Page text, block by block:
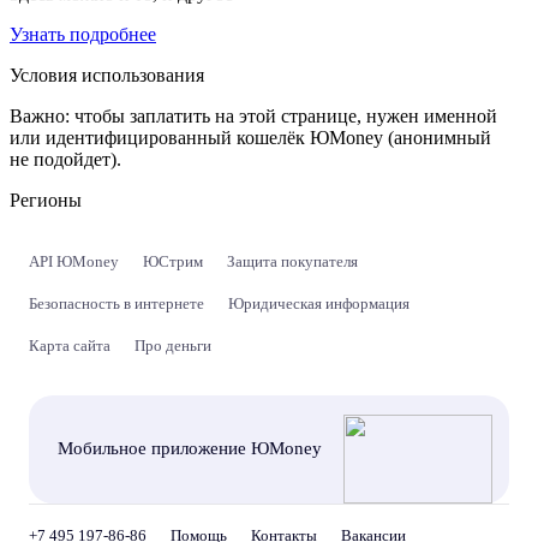
Узнать подробнее
Условия использования
Важно: чтобы заплатить на этой странице, нужен именной
или идентифицированный кошелёк ЮMoney (анонимный
не подойдет).
Регионы
API ЮMoney ЮСтрим Защита покупателя
Безопасность в интернете Юридическая информация
Карта сайта Про деньги
Мобильное приложение ЮMoney
+7 495 197-86-86 Помощь Контакты Вакансии